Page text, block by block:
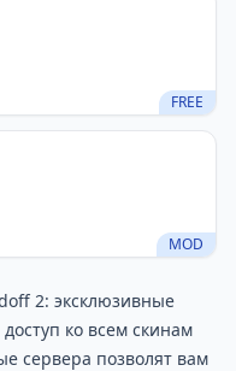
FREE
MOD
2: эксклюзивные
ко всем скинам
сервера позволят вам